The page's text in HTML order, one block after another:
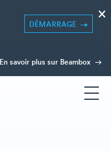
DÉMARRAGE
×
En savoir plus sur Beambox